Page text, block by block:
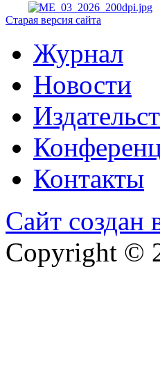
Старая версия сайта
Журнал
Новости
Контакты
Сайт создан
Copyright ©